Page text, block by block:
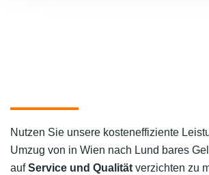
Nutzen Sie unsere kosteneffiziente
Umzug von in Wien nach Lund bares
aufService und Qualität verzichten zu